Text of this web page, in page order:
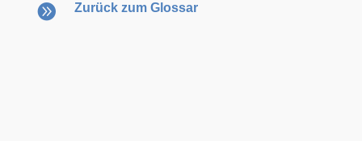
 Zurück zum Glossar